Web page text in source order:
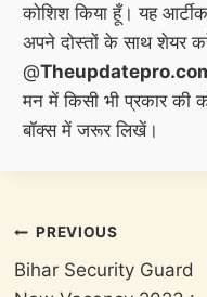
कोशिश किया हूँ। यह
अपने दोस्तों के साथ शेयर
@
मन में किसी भी प्रकार की
बॉक्स में जरूर लिखें।
Post
navigation
PREVIOUS
Bihar Security Guard